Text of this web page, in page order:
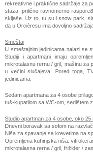
rekreativne i praktične sadržaje za
staza, prilično ravnomerno
skijaše. Uz to, tu su i snow park,
da u Orcièresu ima dovoljno
Smeštaj
U smeštajnim jedinicama nalazi se
Studiji i apartmani imaju
mikrotalasnu rernu / gril, mašinu za
u većini slučajeva. Pored toga,
jedinicama.
Sedam apartmana za 4 osobe
tuš-kupatilom sa WC-om, sedištem
Studio apartman za 4 osobe, oko 25
Dnevni boravak sa sofom na
Niša za spavanje sa krevetima na
Opremljena kuhinjska niša:
mikrotalasna rerna / gril, frižider /